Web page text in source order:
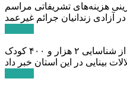
هزینه‌های تشریفاتی مراسم
آزادی زندانیان جرائم غیرعمد
مدیر کل بهزیستی استان البرز از شناسایی ۲ هزار و ۴۰۰ کودک